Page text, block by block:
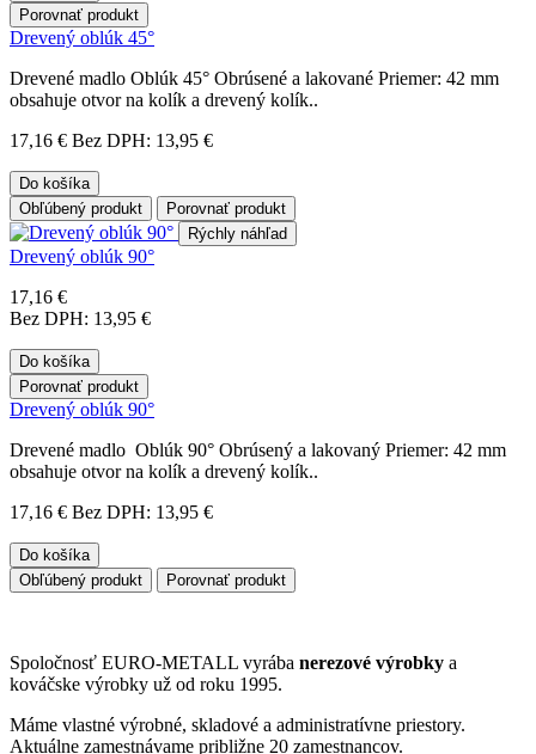
Porovnať produkt
Drevený oblúk 45°
Drevené madlo Oblúk 45° Obrúsené a lakované Priemer: 42 mm
obsahuje otvor na kolík a drevený kolík..
17,16 € Bez DPH: 13,95 €
Do košíka
Obľúbený produkt
Porovnať produkt
Rýchly náhľad
Drevený oblúk 90°
17,16 €
Bez DPH: 13,95 €
Do košíka
Porovnať produkt
Drevený oblúk 90°
Drevené madlo Oblúk 90° Obrúsený a lakovaný Priemer: 42 mm
obsahuje otvor na kolík a drevený kolík..
17,16 € Bez DPH: 13,95 €
Do košíka
Obľúbený produkt
Porovnať produkt
Spoločnosť EURO-METALL vyrába nerezové výrobky a
kováčske výrobky už od roku 1995.
Máme vlastné výrobné, skladové a administratívne priestory.
Aktuálne zamestnávame približne 20 zamestnancov.